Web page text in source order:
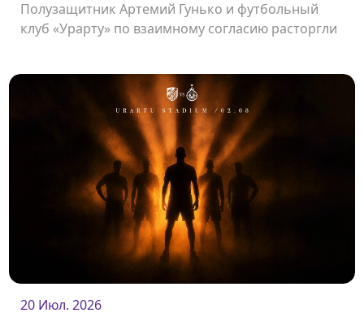
Полузащитник Артемий Гунько и футбольный
клуб «Урарту» по взаимному согласию расторгли
20 Июл. 2026